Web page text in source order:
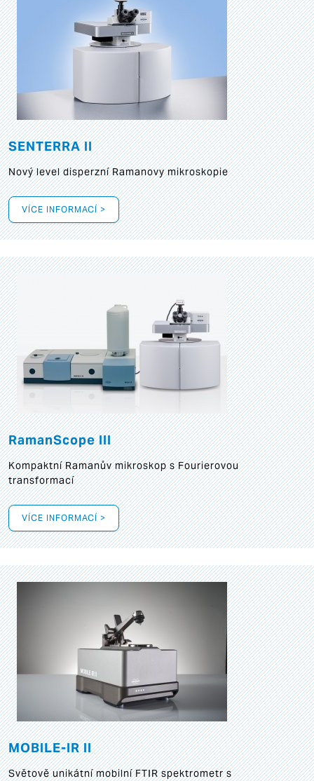
SENTERRA II
Nový level disperzní Ramanovy mikroskopie
VÍCE INFORMACÍ >
RamanScope III
Kompaktní Ramanův mikroskop s Fourierovou
transformací
VÍCE INFORMACÍ >
MOBILE-IR II
Světově unikátní mobilní FTIR spektrometr s